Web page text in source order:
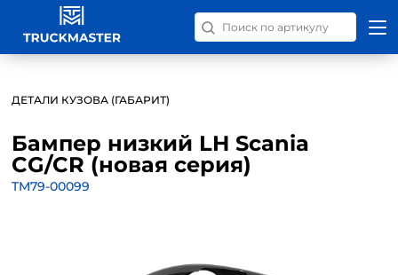
Поиск запчастей по
ДЕТАЛИ КУЗОВА (ГАБАРИТ)
Бампер низкий LH Scania
CG/CR (новая серия)
TM79-00099